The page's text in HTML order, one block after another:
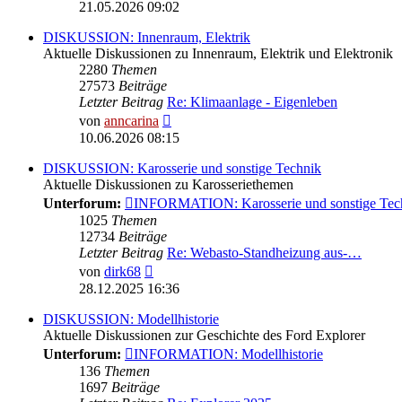
21.05.2026 09:02
DISKUSSION: Innenraum, Elektrik
Aktuelle Diskussionen zu Innenraum, Elektrik und Elektronik
2280 Themen
27573 Beiträge
Letzter Beitrag Re: Klimaanlage - Eigenleben
von anncarina
Beitrag
10.06.2026 08:15
DISKUSSION: Karosserie und sonstige Technik
Aktuelle Diskussionen zu Karosseriethemen
Unterforum:
INFORMATION: Karosserie und sonstige
1025 Themen
12734 Beiträge
Letzter Beitrag Re: Webasto-Standheizung aus-…
von dirk68
Beitrag
28.12.2025 16:36
DISKUSSION: Modellhistorie
Aktuelle Diskussionen zur Geschichte des Ford Explorer
Unterforum:
INFORMATION: Modellhistorie
136 Themen
1697 Beiträge